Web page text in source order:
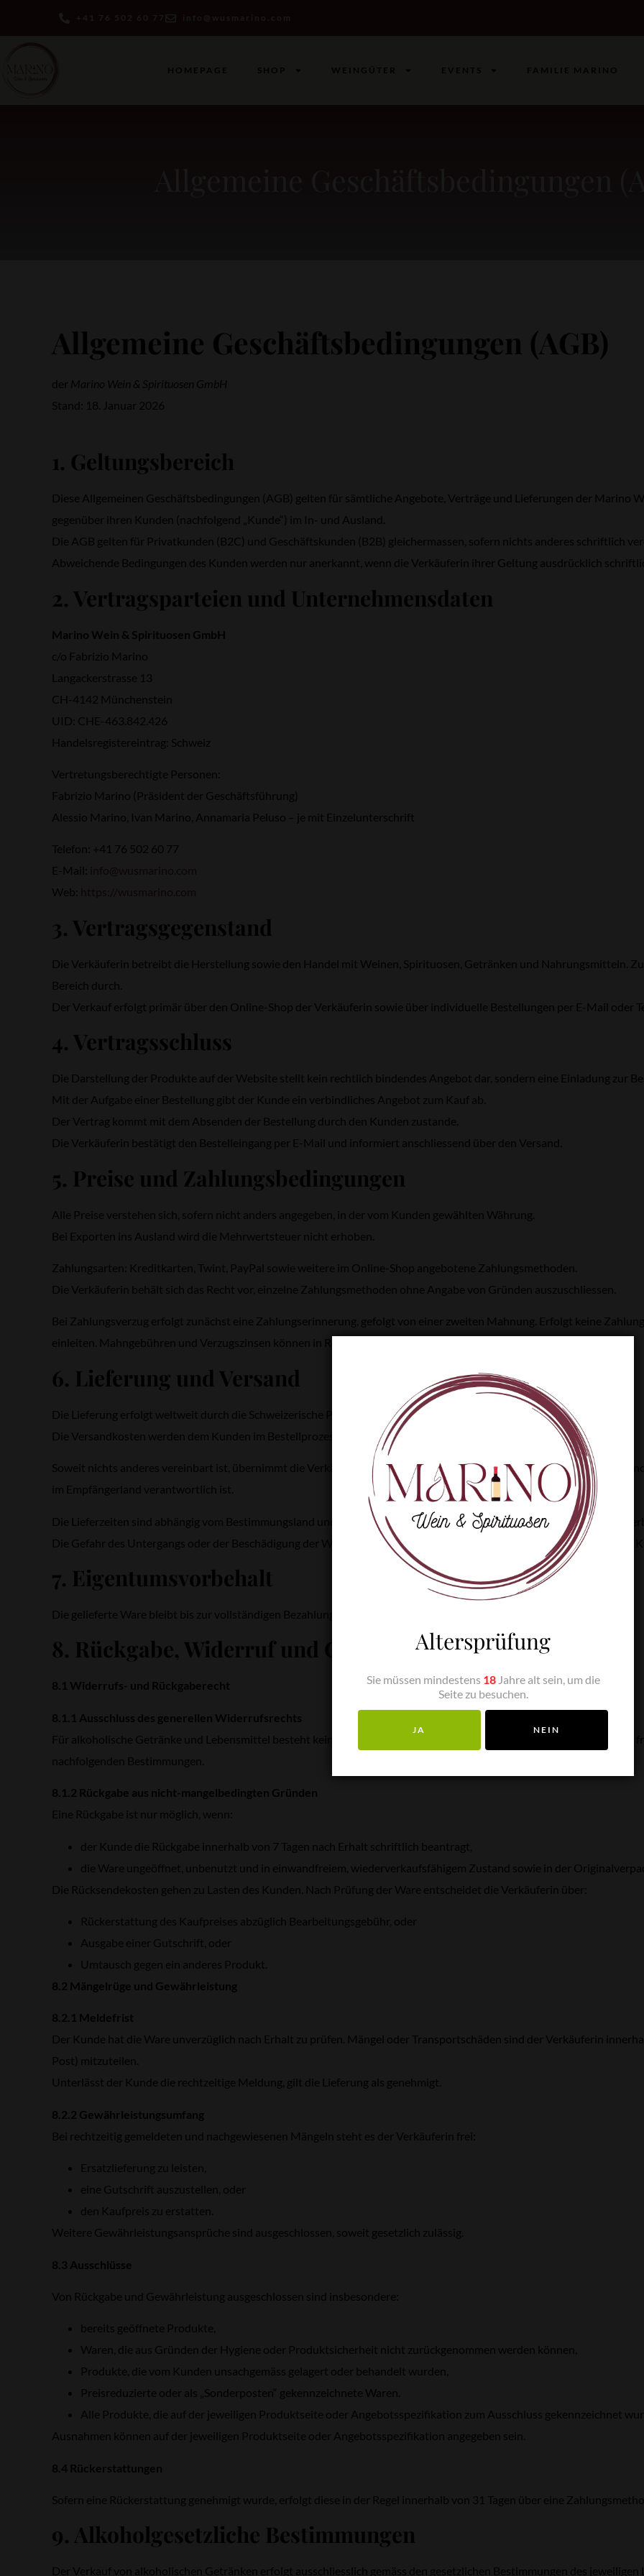
Allgemeine Geschäftsbedingungen (AGB)
der Marino Wein & Spirituosen GmbH
Stand: 18. Januar 2026
1. Geltungsbereich
Diese Allgemeinen Geschäftsbedingungen (AGB) gelten für sämtliche Angebote, Verträge und Lieferungen der Marino
gegenüber ihren Kunden (nachfolgend „Kunde“) im In- und Ausland.
Die AGB gelten für Privatkunden (B2C) und Geschäftskunden (B2B) gleichermassen, sofern nichts anderes schriftlich
Abweichende Bedingungen des Kunden werden nur anerkannt, wenn die Verkäuferin ihrer Geltung ausdrücklich
2. Vertragsparteien und Unternehmensdaten
Marino Wein & Spirituosen GmbH
c/o Fabrizio Marino
Langackerstrasse 13
CH-4142 Münchenstein
UID: CHE-463.842.426
Handelsregistereintrag: Schweiz
Vertretungsberechtigte Personen:
Fabrizio Marino (Präsident der Geschäftsführung)
Alessio Marino, Ivan Marino, Annamaria Peluso – je mit Einzelunterschrift
Telefon: +41 76 502 60 77
E-Mail:
Web:
3. Vertragsgegenstand
Die Verkäuferin betreibt die Herstellung sowie den Handel mit Weinen, Spirituosen, Getränken und Nahrungsmitteln.
Bereich durch.
Der Verkauf erfolgt primär über den Online-Shop der Verkäuferin sowie über individuelle Bestellungen per E-Mail oder
4. Vertragsschluss
Die Darstellung der Produkte auf der Website stellt kein rechtlich bindendes Angebot dar, sondern eine Einladung zur
Mit der Aufgabe einer Bestellung gibt der Kunde ein verbindliches Angebot zum Kauf ab.
Der Vertrag kommt mit dem Absenden der Bestellung durch den Kunden zustande.
Die Verkäuferin bestätigt den Bestelleingang per E-Mail und informiert anschliessend über den Versand.
5. Preise und Zahlungsbedingungen
Alle Preise verstehen sich, sofern nicht anders angegeben, in der vom Kunden gewählten Währung.
Bei Exporten ins Ausland wird die Mehrwertsteuer nicht erhoben.
Zahlungsarten: Kreditkarten, Twint, PayPal sowie weitere im Online-Shop angebotene Zahlungsmethoden.
Die Verkäuferin behält sich das Recht vor, einzelne Zahlungsmethoden ohne Angabe von Gründen auszuschliessen.
Bei Zahlungsverzug erfolgt zunächst eine Zahlungserinnerung, gefolgt von einer zweiten Mahnung. Erfolgt keine
einleiten. Mahngebühren und Verzugszinsen können in Rechnung gestellt werden.
6. Lieferung und Versand
Die Lieferung erfolgt weltweit durch die Schweizerische Post oder andere Logistikpartner der Verkäuferin.
Die Versandkosten werden dem Kunden im Bestellprozess angezeigt.
Soweit nichts anderes vereinbart ist, übernimmt die Verkäuferin die Exportabwicklung (inkl. Ausfuhrverzollung),
im Empfängerland verantwortlich ist.
Die Lieferzeiten sind abhängig vom Bestimmungsland und werden nach bestem Wissen angegeben, sind jedoch nicht
Die Gefahr des Untergangs oder der Beschädigung der Ware geht mit Übergabe an das Transportunternehmen auf den
7. Eigentumsvorbehalt
Die gelieferte Ware bleibt bis zur vollständigen Bezahlung Eigentum der Marino Wein & Spirituosen GmbH.
8. Rückgabe, Widerruf und Gewährleistung
8.1 Widerrufs- und Rückgaberecht
8.1.1 Ausschluss des generellen Widerrufsrechts
Für alkoholische Getränke und Lebensmittel besteht kein gesetzliches Widerrufsrecht. Die Verkäuferin gewährt jedoch
nachfolgenden Bestimmungen.
8.1.2 Rückgabe aus nicht-mangelbedingten Gründen
Eine Rückgabe ist nur möglich, wenn:
der Kunde die Rückgabe innerhalb von 7 Tagen nach Erhalt schriftlich beantragt,
die Ware ungeöffnet, unbenutzt und in einwandfreiem, wiederverkaufsfähigem Zustand sowie in der
Die Rücksendekosten gehen zu Lasten des Kunden. Nach Prüfung der Ware entscheidet die Verkäuferin über:
Rückerstattung des Kaufpreises abzüglich Bearbeitungsgebühr, oder
Ausgabe einer Gutschrift, oder
Umtausch gegen ein anderes Produkt.
8.2 Mängelrüge und Gewährleistung
8.2.1 Meldefrist
Der Kunde hat die Ware unverzüglich nach Erhalt zu prüfen. Mängel oder Transportschäden sind der Verkäuferin
Post) mitzuteilen.
Unterlässt der Kunde die rechtzeitige Meldung, gilt die Lieferung als genehmigt.
8.2.2 Gewährleistungsumfang
Bei rechtzeitig gemeldeten und nachgewiesenen Mängeln steht es der Verkäuferin frei:
Ersatzlieferung zu leisten,
eine Gutschrift auszustellen, oder
den Kaufpreis zu erstatten.
Weitere Gewährleistungsansprüche sind ausgeschlossen, soweit gesetzlich zulässig.
8.3 Ausschlüsse
Von Rückgabe und Gewährleistung ausgeschlossen sind insbesondere:
bereits geöffnete Produkte,
Waren, die aus Gründen der Hygiene oder Produktsicherheit nicht zurückgenommen werden können,
Produkte, die vom Kunden unsachgemäss gelagert oder behandelt wurden,
Preisreduzierte oder als „Sonderposten“ gekennzeichnete Waren.
Alle Produkte, die auf der jeweiligen Produktseite oder Angebotsspezifikation zum Ausschluss gekennzeichnet
Ausnahmen können auf der jeweiligen Produktseite oder Angebotsspezifikation angegeben sein.
8.4 Rückerstattungen
Sofern eine Rückerstattung genehmigt wurde, erfolgt diese in der Regel innerhalb von 31 Tagen über eine
9. Alkoholgesetzliche Bestimmungen
Der Verkauf von alkoholischen Getränken erfolgt ausschliesslich gemäss den gesetzlichen Bestimmungen des jeweiligen
Altersprüfung
Sie müssen mindestens 18Jahre alt sein, um die
Seite zu besuchen.
JA NEIN